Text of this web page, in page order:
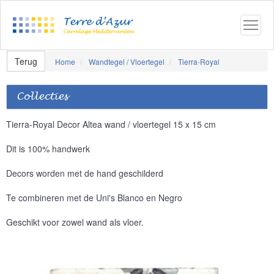
Terug Home Wandtegel / Vloertegel Tierra-Royal
Collecties
Tierra-Royal Decor Altea wand / vloertegel 15 x 15 cm
Dit is 100% handwerk
Decors worden met de hand geschilderd
Te combineren met de Uni's Blanco en Negro
Geschikt voor zowel wand als vloer.